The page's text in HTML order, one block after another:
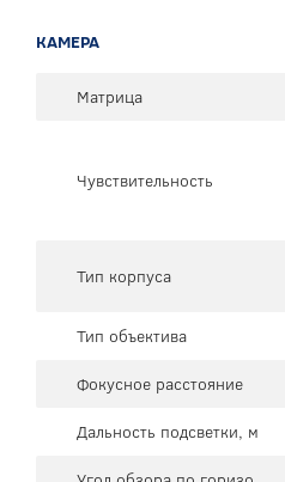
КАМЕРА
Матрица
Чувствительность
Тип корпуса
Тип объектива
Фокусное расстояние
Дальность подсветки, м